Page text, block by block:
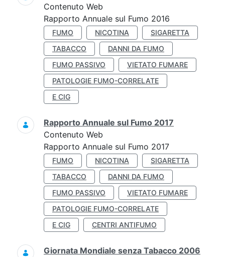
Contenuto Web
Rapporto Annuale sul Fumo 2016
FUMO NICOTINA
SIGARETTA
TABACCO
DANNI DA FUMO
FUMO PASSIVO
VIETATO FUMARE
PATOLOGIE FUMO-CORRELATE
E CIG
Rapporto Annuale sul Fumo 2017
Contenuto Web
Rapporto Annuale sul Fumo 2017
FUMO NICOTINA
SIGARETTA
TABACCO
DANNI DA FUMO
FUMO PASSIVO
VIETATO FUMARE
PATOLOGIE FUMO-CORRELATE
E CIG
CENTRI ANTIFUMO
Giornata Mondiale senza Tabacco 2006